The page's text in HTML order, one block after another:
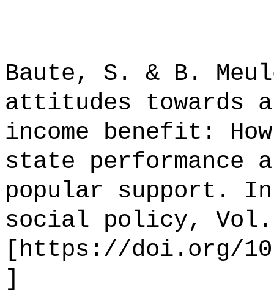
Baute, S. & B.
attitudes towards a
income benefit:
state performance
popular support.
social policy, Vol.
[https://doi.org/
]